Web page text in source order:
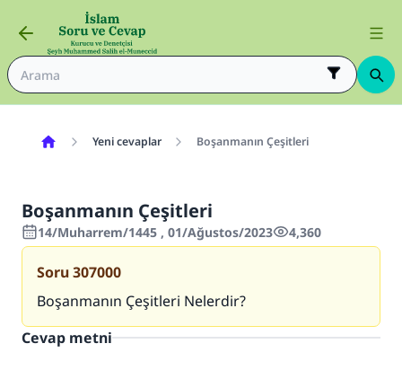
Yeni cevaplar Boşanmanın Çeşitleri
Boşanmanın Çeşitleri
14/Muharrem/1445 , 01/Ağustos/2023 4,360
Soru307000
Boşanmanın Çeşitleri Nelerdir?
Cevap metni